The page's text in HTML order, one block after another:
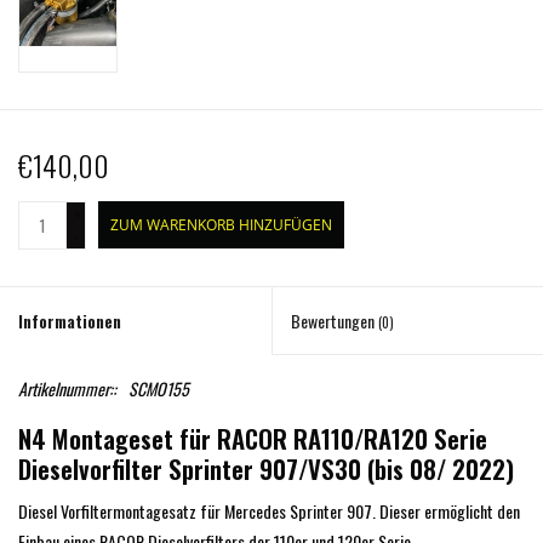
€140,00
ZUM WARENKORB HINZUFÜGEN
Informationen Bewertungen(0)
Artikelnummer:: SCMO155
N4 Montageset für RACOR RA110/RA120 Serie
Dieselvorfilter Sprinter 907/VS30 (bis 08/ 2022)
Diesel Vorfiltermontagesatz für Mercedes Sprinter 907. Dieser ermöglicht den